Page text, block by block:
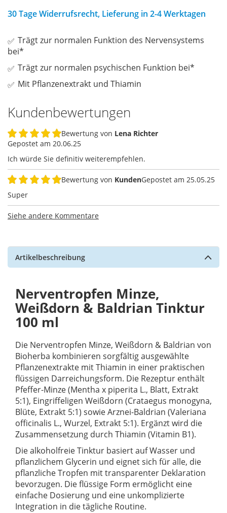
30 Tage Widerrufsrecht, Lieferung in 2-4 Werktagen
Trägt zur normalen Funktion des Nervensystems
bei*
Trägt zur normalen psychischen Funktion bei*
Mit Pflanzenextrakt und Thiamin
Kundenbewertungen
100%
Bewertung von Lena Richter
Gepostet am 20.06.25
Ich würde Sie definitiv weiterempfehlen.
Bewertung von KundenGepostet am 25.05.25
Super
Siehe andere Kommentare
Artikelbeschreibung
Nerventropfen Minze,
Weißdorn & Baldrian Tinktur
100 ml
Die Nerventropfen Minze, Weißdorn & Baldrian von
Bioherba kombinieren sorgfältig ausgewählte
Pflanzenextrakte mit Thiamin in einer praktischen
flüssigen Darreichungsform. Die Rezeptur enthält
Pfeffer-Minze (Mentha x piperita L., Blatt, Extrakt
5:1), Eingriffeligen Weißdorn (Crataegus monogyna,
Blüte, Extrakt 5:1) sowie Arznei-Baldrian (Valeriana
officinalis L., Wurzel, Extrakt 5:1). Ergänzt wird die
Zusammensetzung durch Thiamin (Vitamin B1).
Die alkoholfreie Tinktur basiert auf Wasser und
pflanzlichem Glycerin und eignet sich für alle, die
pflanzliche Tropfen mit transparenter Deklaration
bevorzugen. Die flüssige Form ermöglicht eine
einfache Dosierung und eine unkomplizierte
Integration in die tägliche Routine.